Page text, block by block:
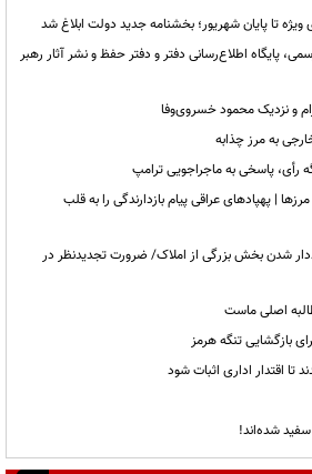
تا پایان شهریور؛ بخشنامه جدید دولت ابلاغ شد
پایگاه اطلاع‌رسانی دفتر و دفتر حفظ و نشر آثار رهبر
و نزدیک محمود خسروی‌وفا
خارجی به مرز چذابه
رأی، پاسخی به ماجراجویی ترامپ
| پهپادهای عراقی پیام بازدارندگی را به قلب
شدن بخش بزرگی از املاک/ ضرورت تجدیدنظر در
اصلی ماست
بازگشایی تنگه هرمز
اقتدار اداری اثبات شود
شده‌اند!